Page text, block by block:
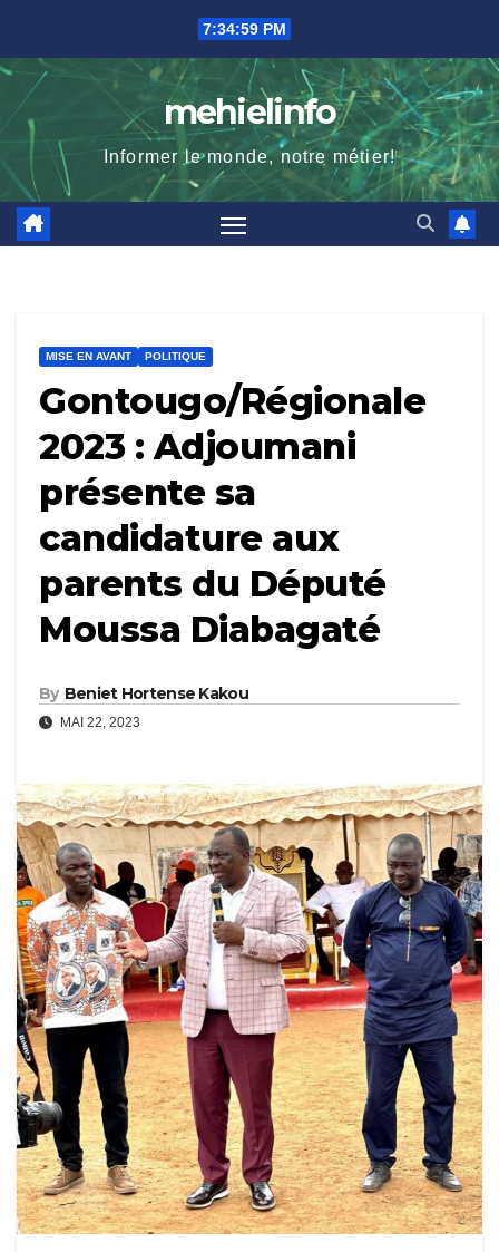
content
7:34:59 PM
mehielinfo
Informer le monde, notre métier!
MISE EN AVANT POLITIQUE
Gontougo/Régionale
2023 : Adjoumani
présente sa
candidature aux
parents du Député
Moussa Diabagaté
By Beniet Hortense Kakou
MAI 22, 2023